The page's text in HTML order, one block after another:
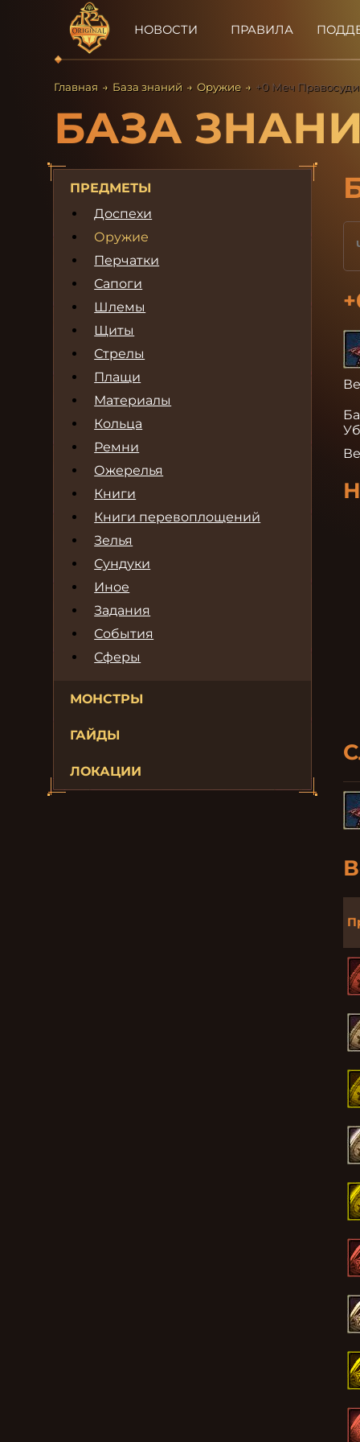
НОВОСТИ ПРАВИЛА
Главная → База знаний → Оружие → +0 Меч
БАЗА
ПРЕДМЕТЫ
Доспехи
Оружие
Перчатки
Сапоги
Шлемы
Щиты
Стрелы
Плащи
Материалы
Кольца
Ремни
Ожерелья
Книги
Книги перевоплощений
Зелья
Сундуки
Иное
Задания
События
Сферы
МОНСТРЫ
ГАЙДЫ
ЛОКАЦИИ